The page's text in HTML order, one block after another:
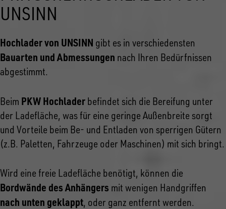
UNSINN
Hochlader von UNSINN gibt es in verschiedensten
Bauarten und Abmessungen nach Ihren Bedürfnissen
abgestimmt.
Beim PKW Hochlader befindet sich die Bereifung unter
der Ladefläche, was für eine geringe Außenbreite sorgt
und Vorteile beim Be- und Entladen von sperrigen Gütern
(z.B. Paletten, Fahrzeuge oder Maschinen) mit sich bringt.
Wird eine freie Ladefläche benötigt, können die
Bordwände des Anhängers mit wenigen Handgriffen
nach unten geklappt, oder ganz entfernt werden.